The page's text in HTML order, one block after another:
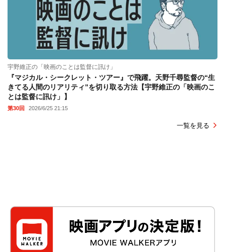
宇野維正の「映画のことは監督に訊け」
『マジカル・シークレット・ツアー』で飛躍。天野千尋監督の“生
きてる人間のリアリティ”を切り取る方法【宇野維正の「映画のこ
とは監督に訊け」】
第30回 2026/6/25 21:15
一覧を見る